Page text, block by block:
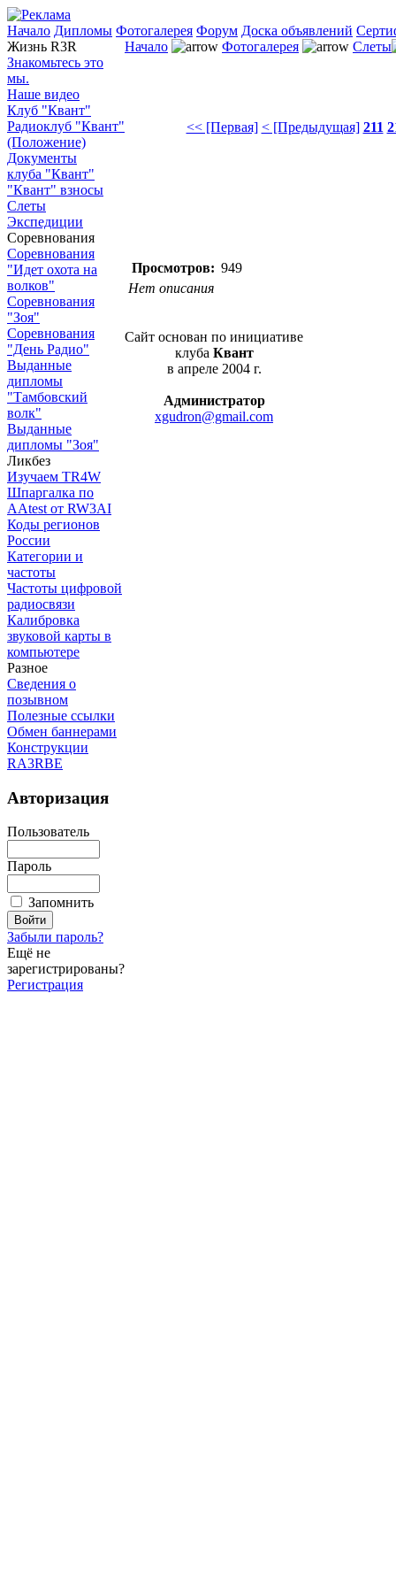
Начало Дипломы Фотогалерея Форум Доска объявлений
Жизнь R3R
Знакомьтесь это
мы.
Наше видео
Клуб "Квант"
Радиоклуб "Квант"
(Положение)
Документы
клуба "Квант"
"Квант" взносы
Слеты
Экспедиции
Соревнования
Соревнования
"Идет охота на
волков"
Соревнования
"Зоя"
Соревнования
"День Радио"
Выданные
дипломы
"Тамбовский
волк"
Выданные
дипломы "Зоя"
Ликбез
Изучаем TR4W
Шпаргалка по
AAtest от RW3AI
Коды регионов
России
Категории и
частоты
Частоты цифровой
радиосвязи
Калибровка
звуковой карты в
компьютере
Разное
Сведения о
позывном
Полезные ссылки
Обмен баннерами
Конструкции
RA3RBE
Авторизация
Пользователь
Пароль
Запомнить
Забыли пароль?
Ещё не
зарегистрированы?
Регистрация
Начало Фотогалерея Слеты
<< [Первая] < [Предыдущая] 211
Просмотров: 949
Нет описания
Сайт основан по инициативе
клуба Квант
в апреле 2004 г.
Администратор
xgudron@gmail.com